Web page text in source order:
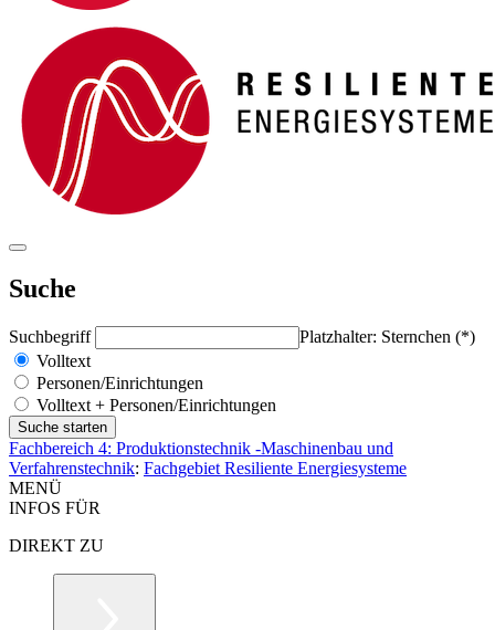
Suche
Suchbegriff
Platzhalter: Sternchen (*)
Volltext
Personen/Einrichtungen
Volltext + Personen/Einrichtungen
Fachbereich 4: Produktionstechnik -Maschinenbau und
Verfahrenstechnik: Fachgebiet Resiliente Energiesysteme
MENÜ
INFOS FÜR
DIREKT ZU